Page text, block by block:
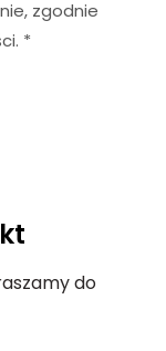
zgodnie
*
do